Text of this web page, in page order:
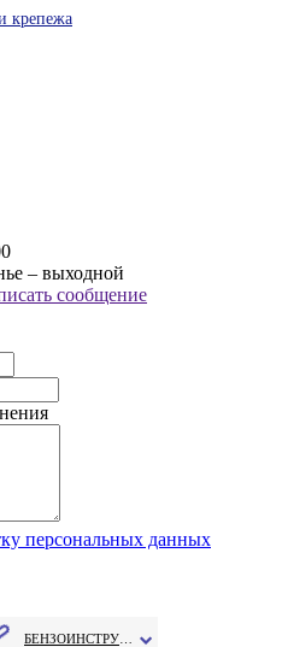
крепежа
– выходной
сообщение
персональных данных